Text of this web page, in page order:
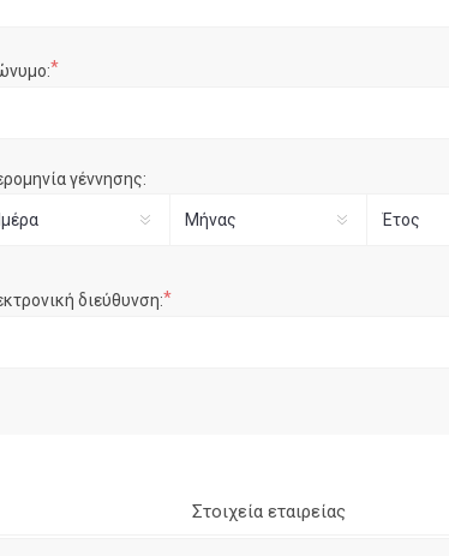
*
γέννησης:
διεύθυνση:*
Στοιχεία εταιρείας